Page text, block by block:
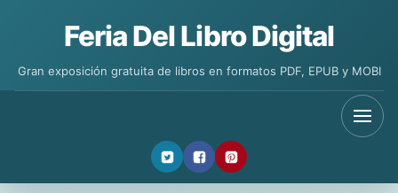
Feria Del Libro Digital
Gran exposición gratuita de libros en formatos PDF, EPUB y MOBI